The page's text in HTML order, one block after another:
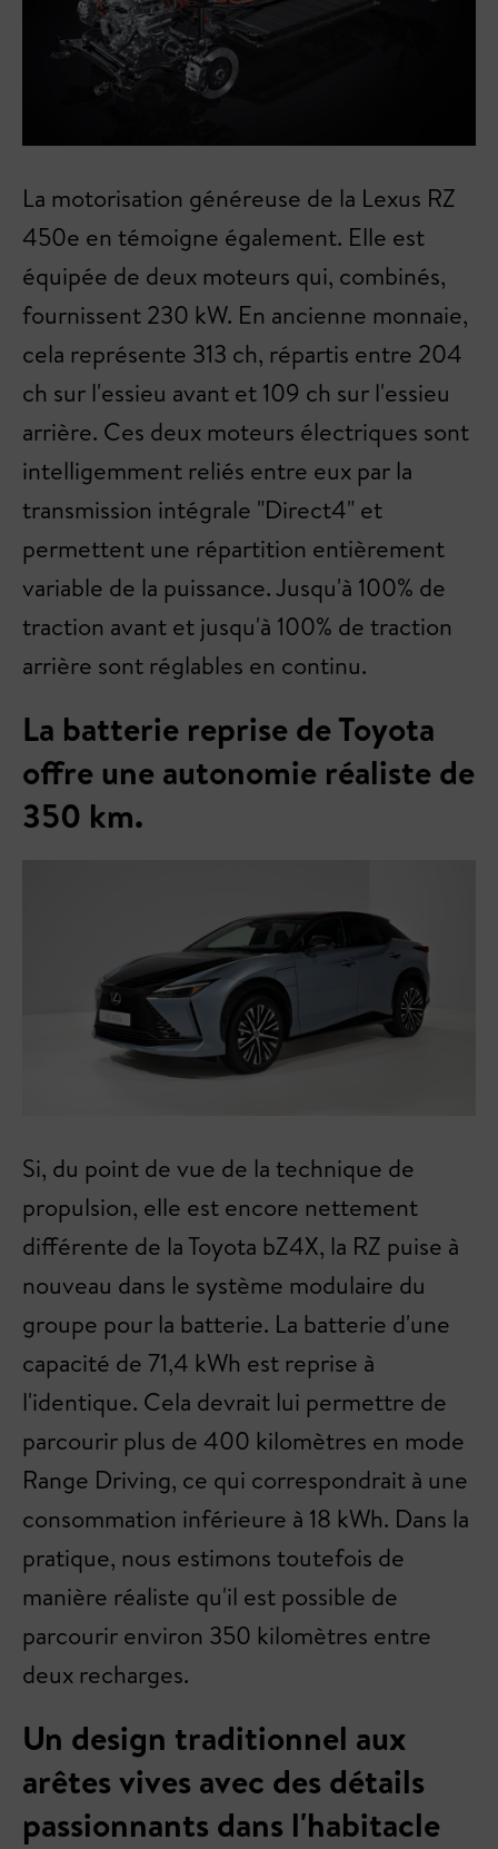
La motorisation généreuse de la Lexus RZ
450e en témoigne également. Elle est
équipée de deux moteurs qui, combinés,
fournissent 230 kW. En ancienne monnaie,
cela représente 313 ch, répartis entre 204
ch sur l'essieu avant et 109 ch sur l'essieu
arrière. Ces deux moteurs électriques sont
intelligemment reliés entre eux par la
transmission intégrale "Direct4" et
permettent une répartition entièrement
variable de la puissance. Jusqu'à 100% de
traction avant et jusqu'à 100% de traction
arrière sont réglables en continu.
La batterie reprise de Toyota
offre une autonomie réaliste de
350 km.
Si, du point de vue de la technique de
propulsion, elle est encore nettement
différente de la Toyota bZ4X, la RZ puise à
nouveau dans le système modulaire du
groupe pour la batterie. La batterie d'une
capacité de 71,4 kWh est reprise à
l'identique. Cela devrait lui permettre de
parcourir plus de 400 kilomètres en mode
Range Driving, ce qui correspondrait à une
consommation inférieure à 18 kWh. Dans la
pratique, nous estimons toutefois de
manière réaliste qu'il est possible de
parcourir environ 350 kilomètres entre
deux recharges.
Un design traditionnel aux
arêtes vives avec des détails
passionnants dans l'habitacle